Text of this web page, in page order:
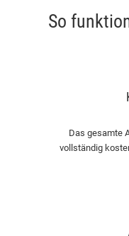
So
Das gesamte
vollständig